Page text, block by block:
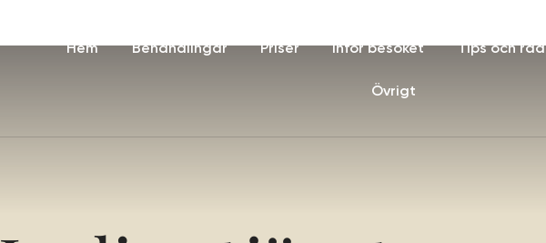
Hem Behandlingar Priser Inför besöket Tips och råd
Övrigt